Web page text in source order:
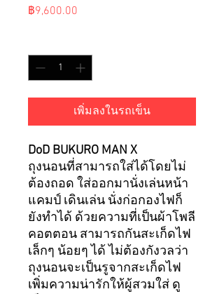
฿9,600.00
เพิ่มลงในรถเข็น
DoD BUKURO MAN X
ถุงนอนที่สามารถใส่ได้โดยไม่
ต้องถอด ใส่ออกมานั่งเล่นหน้า
แคมป์ เดินเล่น นั่งก่อกองไฟก็
ยังทำได้ ด้วยความที่เป็นผ้าโพลี
คอตตอน สามารถกันสะเก็ดไฟ
เล็กๆ น้อยๆ ได้ ไม่ต้องกังวลว่า
ถุงนอนจะเป็นรูจากสะเก็ดไฟ
เพิ่มความน่ารักให้ผู้สวมใส่ ดู